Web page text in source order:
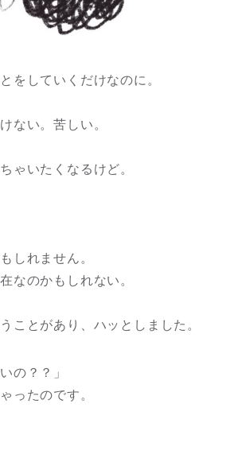
をしていくだけなのに。
ない。苦しい。
ゃいたくなるけど。
しれません。
なのかもしれない。
ことがあり、ハッとしました。
の？？」
ったのです。